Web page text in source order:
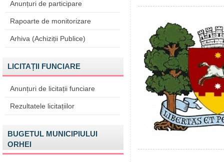
Anunțuri de participare
Rapoarte de monitorizare
Arhiva (Achiziții Publice)
LICITAȚII FUNCIARE
Anunțuri de licitații funciare
Rezultatele licitațiilor
BUGETUL MUNICIPIULUI
ORHEI